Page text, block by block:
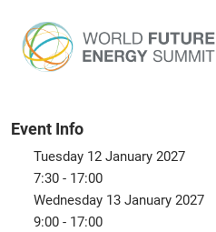
Event Info
Tuesday 12 January 2027
7:30 - 17:00
Wednesday 13 January 2027
9:00 - 17:00